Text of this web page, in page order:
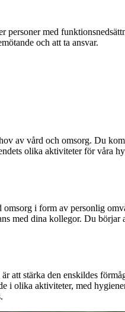
med
och att ta ansvar.
av vård och omsorg. Du
olika aktiviteter för våra
i form av personlig
med dina kollegor. Du
att stärka den enskildes
olika aktiviteter, med